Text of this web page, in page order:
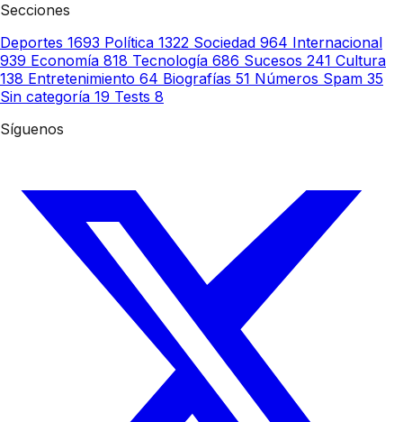
Secciones
Deportes 1693 Política 1322 Sociedad 964 Internacional
939 Economía 818 Tecnología 686 Sucesos 241 Cultura
138 Entretenimiento 64 Biografías 51 Números Spam 35
Sin categoría 19 Tests 8
Síguenos